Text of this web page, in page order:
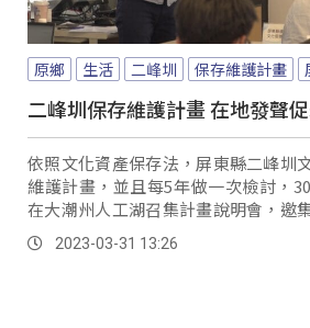
原鄉 生活 二峰圳 保存維護計畫
二峰圳保存維護計畫 在地發聲
依照文化資產保存法，屏東縣二峰圳
維護計畫，並且每5年做一次檢討，
在大潮州人工湖召集計畫說明會，邀
義鄉公所進行對話，希望讓二峰圳文
共好。2023-03-31 13:26